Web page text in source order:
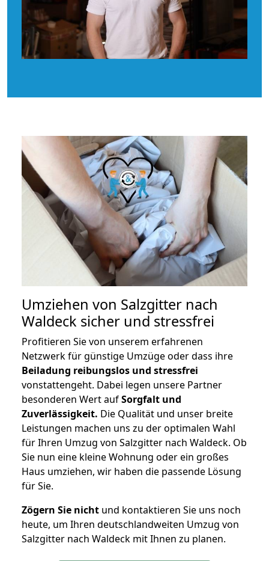
Umziehen von Salzgitter nach
Waldeck sicher und stressfrei
Profitieren Sie von unserem erfahrenen
Netzwerk für günstige Umzüge oder dass ihre
Beiladung reibungslos und stressfrei
vonstattengeht. Dabei legen unsere Partner
besonderen Wert aufSorgfalt und
Zuverlässigkeit. Die Qualität und unser breite
Leistungen machen uns zu der optimalen Wahl
für Ihren Umzug von Salzgitter nach Waldeck. Ob
Sie nun eine kleine Wohnung oder ein großes
Haus umziehen, wir haben die passende Lösung
für Sie.
Zögern Sie nicht und kontaktieren Sie uns noch
heute, um Ihren deutschlandweiten Umzug von
Salzgitter nach Waldeck mit Ihnen zu planen.